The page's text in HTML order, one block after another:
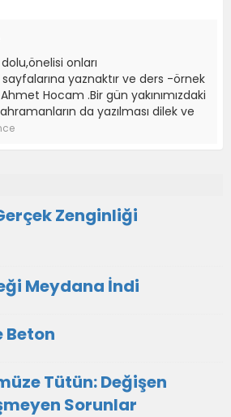
onları
yaznaktır ve ders -örnek
Hocam .Bir gün yakınımızdaki
da yazılması dilek ve
Zenginliği
Meydana İndi
Beton
Tütün: Değişen
Sorunlar